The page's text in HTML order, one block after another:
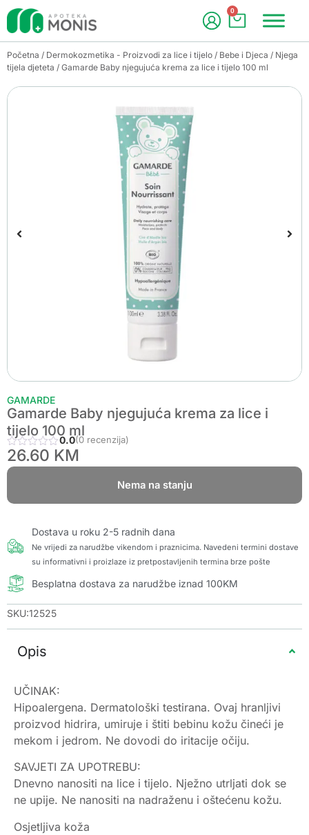
0
Početna / Dermokozmetika - Proizvodi za lice i tijelo / Bebe i Djeca / Njega
tijela djeteta / Gamarde Baby njegujuća krema za lice i tijelo 100 ml
GAMARDE
Gamarde Baby njegujuća krema za lice i
tijelo 100 ml
0.0(0 recenzija)
26.60 KM
Nema na stanju
Dostava u roku 2-5 radnih dana
Ne vrijedi za narudžbe vikendom i praznicima. Navedeni termini dostave
su informativni i proizlaze iz pretpostavljenih termina brze pošte
Besplatna dostava za narudžbe iznad 100KM
SKU:12525
Opis
UČINAK:
Hipoalergena. Dermatološki testirana. Ovaj hranljivi
proizvod hidrira, umiruje i štiti bebinu kožu čineći je
mekom i jedrom. Ne dovodi do iritacije očiju.
SAVJETI ZA UPOTREBU:
Dnevno nanositi na lice i tijelo. Nježno utrljati dok se
ne upije. Ne nanositi na nadraženu i oštećenu kožu.
Osjetljiva koža